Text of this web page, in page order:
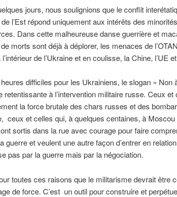
jours, nous soulignions que le conflit
l’Est répond uniquement aux intérêts des
Dans cette malheureuse danse guerrière et
morts sont déjà à déplorer, les menaces de
de l’Ukraine et en coulisse, la Chine, l’UE
difficiles pour les Ukrainiens, le slogan » Non
retentissante à l’intervention militaire russe. Ceux
la force brutale des chars russes et des
ceux et celles qui, à quelques centaines, à Moscou
sortis dans la rue avec courage pour faire
guerre et veulent une autre façon d’entrer en
pas par la guerre mais par la négociation.
toutes ces raisons que le militarisme devrait être
de force. C’est un outil pour construire et